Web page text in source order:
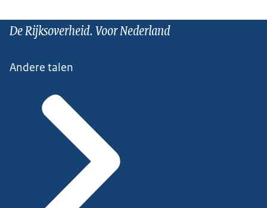
De Rijksoverheid. Voor Nederland
Andere talen